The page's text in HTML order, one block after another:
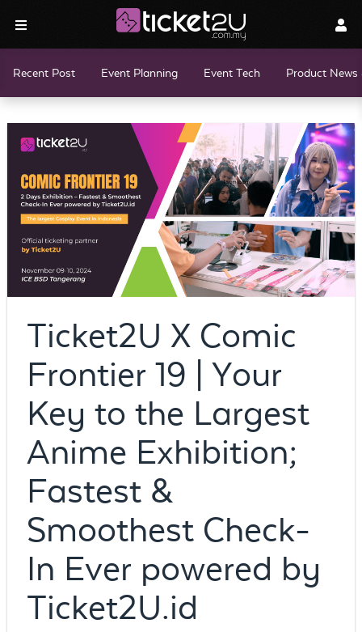
Recent Post Event Planning Event Tech Product News
Ticket2U X Comic
Frontier 19 | Your
Key to the Largest
Anime Exhibition;
Fastest &
Smoothest Check-
In Ever powered by
Ticket2U.id